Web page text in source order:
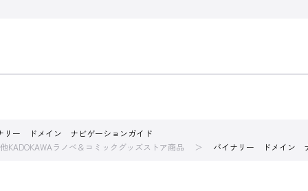
リー ドメイン ナビゲーションガイド
KADOKAWAラノベ＆コミックグッズストア商品
バイナリー ドメイン